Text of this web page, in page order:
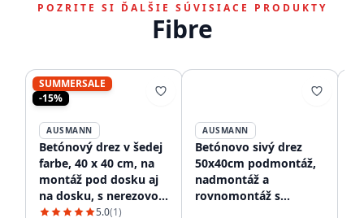
POZRITE SI ĎALŠIE SÚVISIACE PRODUKTY
Fibre
SUMMERSALE
-15%
AUSMANN
Betónový drez v šedej
farbe, 40 x 40 cm, na
montáž pod dosku aj
na dosku, s nerezovou
zátkou 1208956393
5.0(1)
AUSMANN
Betónovo sivý drez
50x40cm podmontáž,
nadmontáž a
rovnomontáž s